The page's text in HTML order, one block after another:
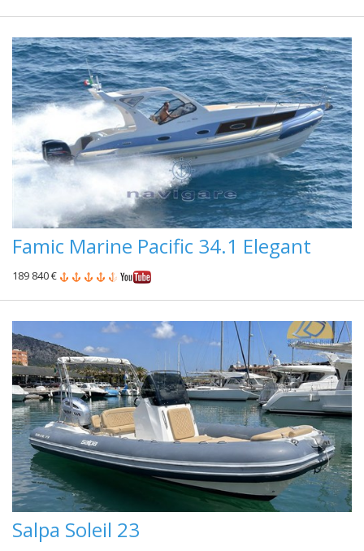
Famic Marine Pacific 34.1 Elegant
189 840 €
Salpa Soleil 23